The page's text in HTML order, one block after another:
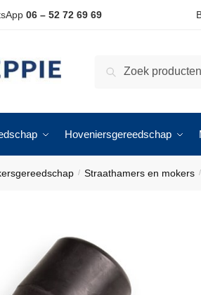
06 – 52 72 69 69
Zoeken
Hoveniersgereedschap
/ Straathamers en mokers /